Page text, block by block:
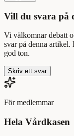
Vill du svara på
Vi välkomnar debatt
svar på denna
god ton.
Skriv ett svar
För medlemmar
Hela Vårdkasen